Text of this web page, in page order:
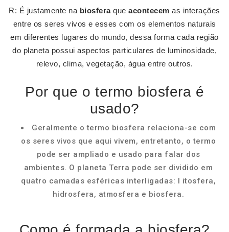
R: É justamente na biosferaqueacontecem as interações
entre os seres vivos e esses com os elementos naturais
em diferentes lugares do mundo, dessa forma cada região
do planeta possui aspectos particulares de luminosidade,
relevo, clima, vegetação, água entre outros.
Por que o termo biosfera é
usado?
Geralmente o termo biosfera relaciona-se com
os seres vivos que aqui vivem, entretanto, o termo
pode ser ampliado e usado para falar dos
ambientes. O planeta Terra pode ser dividido em
quatro camadas esféricas interligadas: l itosfera,
hidrosfera, atmosfera e biosfera.